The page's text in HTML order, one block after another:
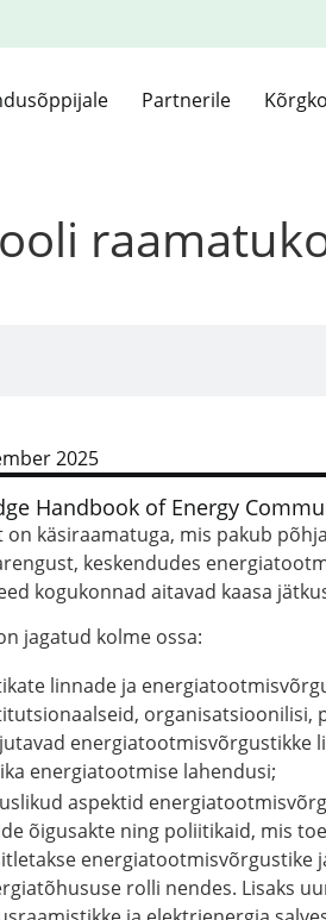
Partnerile
2025
Handbook of Energy
on käsiraamatuga, mis pakub
keskendudes
kogukonnad aitavad kaasa
jagatud kolme ossa:
linnade ja
organisatsioonilisi,
energiatootmisvõrgustikke
energiatootmise lahendusi;
aspektid
õigusakte ning poliitikaid, mis
energiatootmisvõrgustike
rolli nendes. Lisaks